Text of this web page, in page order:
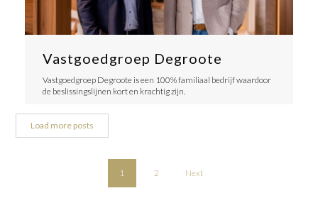
Vastgoedgroep Degroote
Vastgoedgroep Degroote is een 100% familiaal bedrijf waardoor
de beslissingslijnen kort en krachtig zijn.
Load more posts
1 2 Next